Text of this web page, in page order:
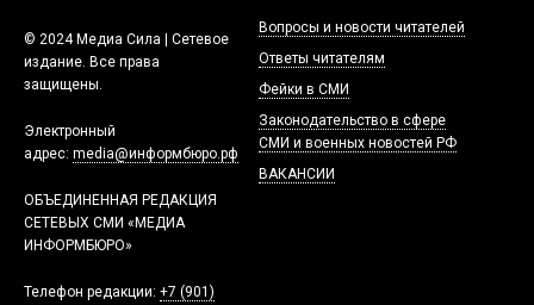
© 2024 Медиа Сила | Сетевое
издание. Все права
защищены.
Электронный
адрес: media@информбюро.рф
ОБЪЕДИНЕННАЯ РЕДАКЦИЯ
СЕТЕВЫХ СМИ «МЕДИА
ИНФОРМБЮРО»
Телефон редакции: +7 (901)
Вопросы и новости читателей
Ответы читателям
Фейки в СМИ
Законодательство в сфере
СМИ и военных новостей РФ
ВАКАНСИИ